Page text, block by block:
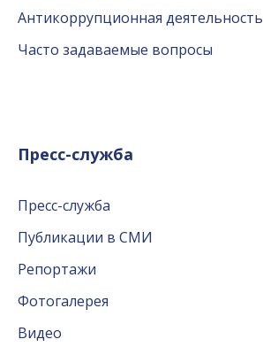
Антикоррупционная деятельность
Часто задаваемые вопросы
Пресс-служба
Пресс-служба
Публикации в СМИ
Репортажи
Фотогалерея
Видео